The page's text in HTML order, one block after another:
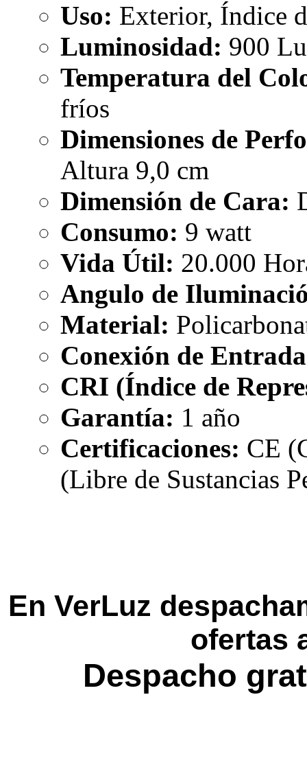
Uso: Exterior, Índice
Luminosidad: 900
Temperatura del
fríos
Dimensiones de
Altura 9,0 cm
Dimensión de Cara:
Consumo: 9 watt
Vida Útil: 20.000
Angulo de
Material:
Conexión de
CRI (Índice de
Garantía: 1 año
Certificaciones: CE
(Libre de Sustancias
En VerLuz
ofertas
Despacho